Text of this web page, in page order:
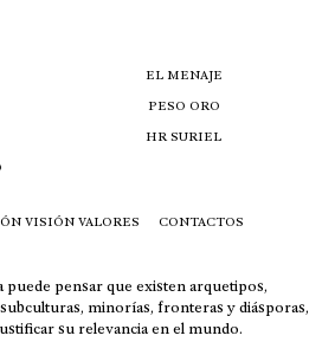
EL MENAJE
PESO ORO
HR SURIEL
VISIÓN VALORES CONTACTOS
puede pensar que existen arquetipos,
minorías, fronteras y diásporas,
su relevancia en el mundo.